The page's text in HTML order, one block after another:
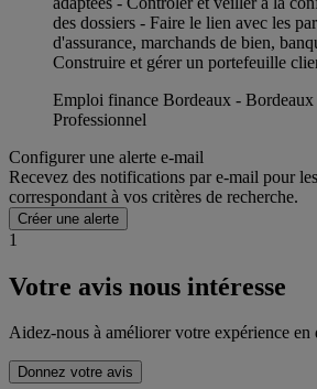
des dossiers - Faire le lien avec les
d'assurance, marchands de bien,
Construire et gérer un portefeuille
Emploi finance Bordeaux - Bordeaux
Professionnel
Configurer une alerte e-mail
Recevez des notifications par e-mail pour
correspondant à vos critères de recherche.
Créer une alerte
1
Votre avis nous intéresse
Aidez-nous à améliorer votre expérience en
Donnez votre avis